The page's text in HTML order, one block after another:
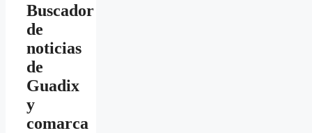
Buscador
de
noticias
de
Guadix
y
comarca